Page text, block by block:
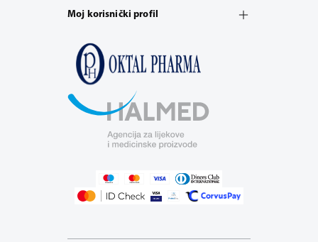
Moj korisnički profil